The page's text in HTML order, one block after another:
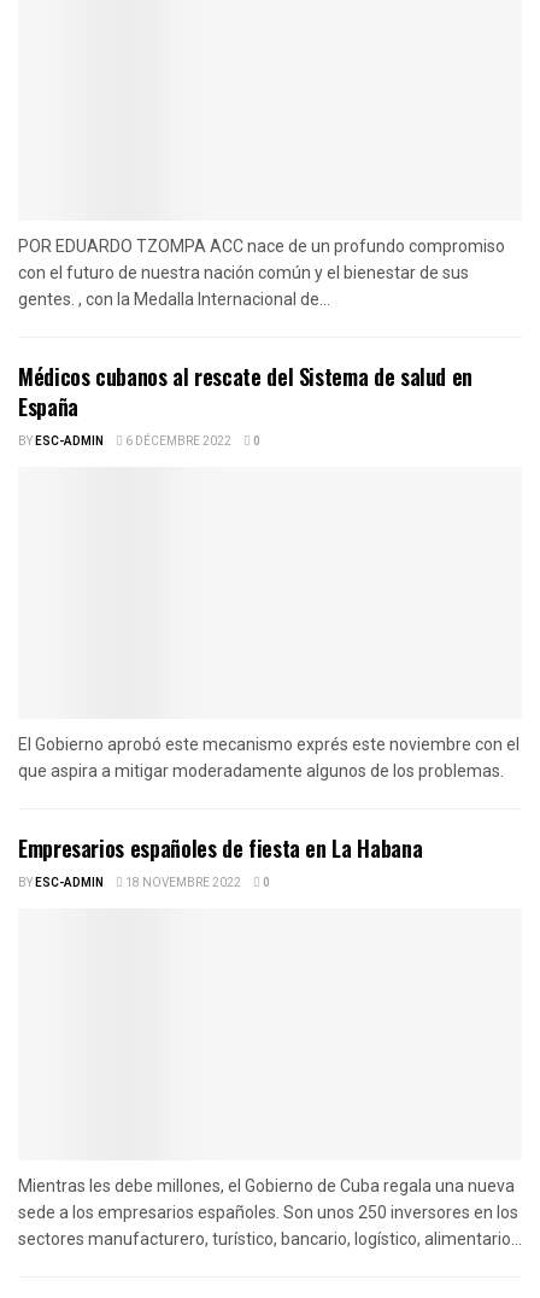
POR EDUARDO TZOMPA ACC nace de un profundo compromiso
con el futuro de nuestra nación común y el bienestar de sus
gentes. , con la Medalla Internacional de...
Médicos cubanos al rescate del Sistema de salud en
España
BYESC-ADMIN 6 DÉCEMBRE 2022 0
El Gobierno aprobó este mecanismo exprés este noviembre con el
que aspira a mitigar moderadamente algunos de los problemas.
Empresarios españoles de fiesta en La Habana
BYESC-ADMIN 18 NOVEMBRE 2022 0
Mientras les debe millones, el Gobierno de Cuba regala una nueva
sede a los empresarios españoles. Son unos 250 inversores en los
sectores manufacturero, turístico, bancario, logístico, alimentario...